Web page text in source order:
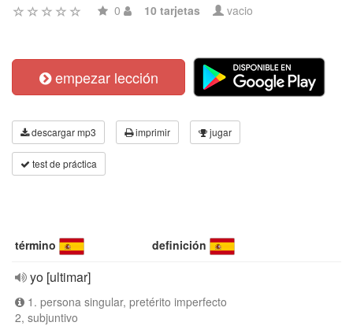
0 10 tarjetas vacio
empezar lección
descargar mp3 imprimir jugar
test de práctica
término definición
yo [ultimar]
1. persona singular, pretérito imperfecto
2, subjuntivo